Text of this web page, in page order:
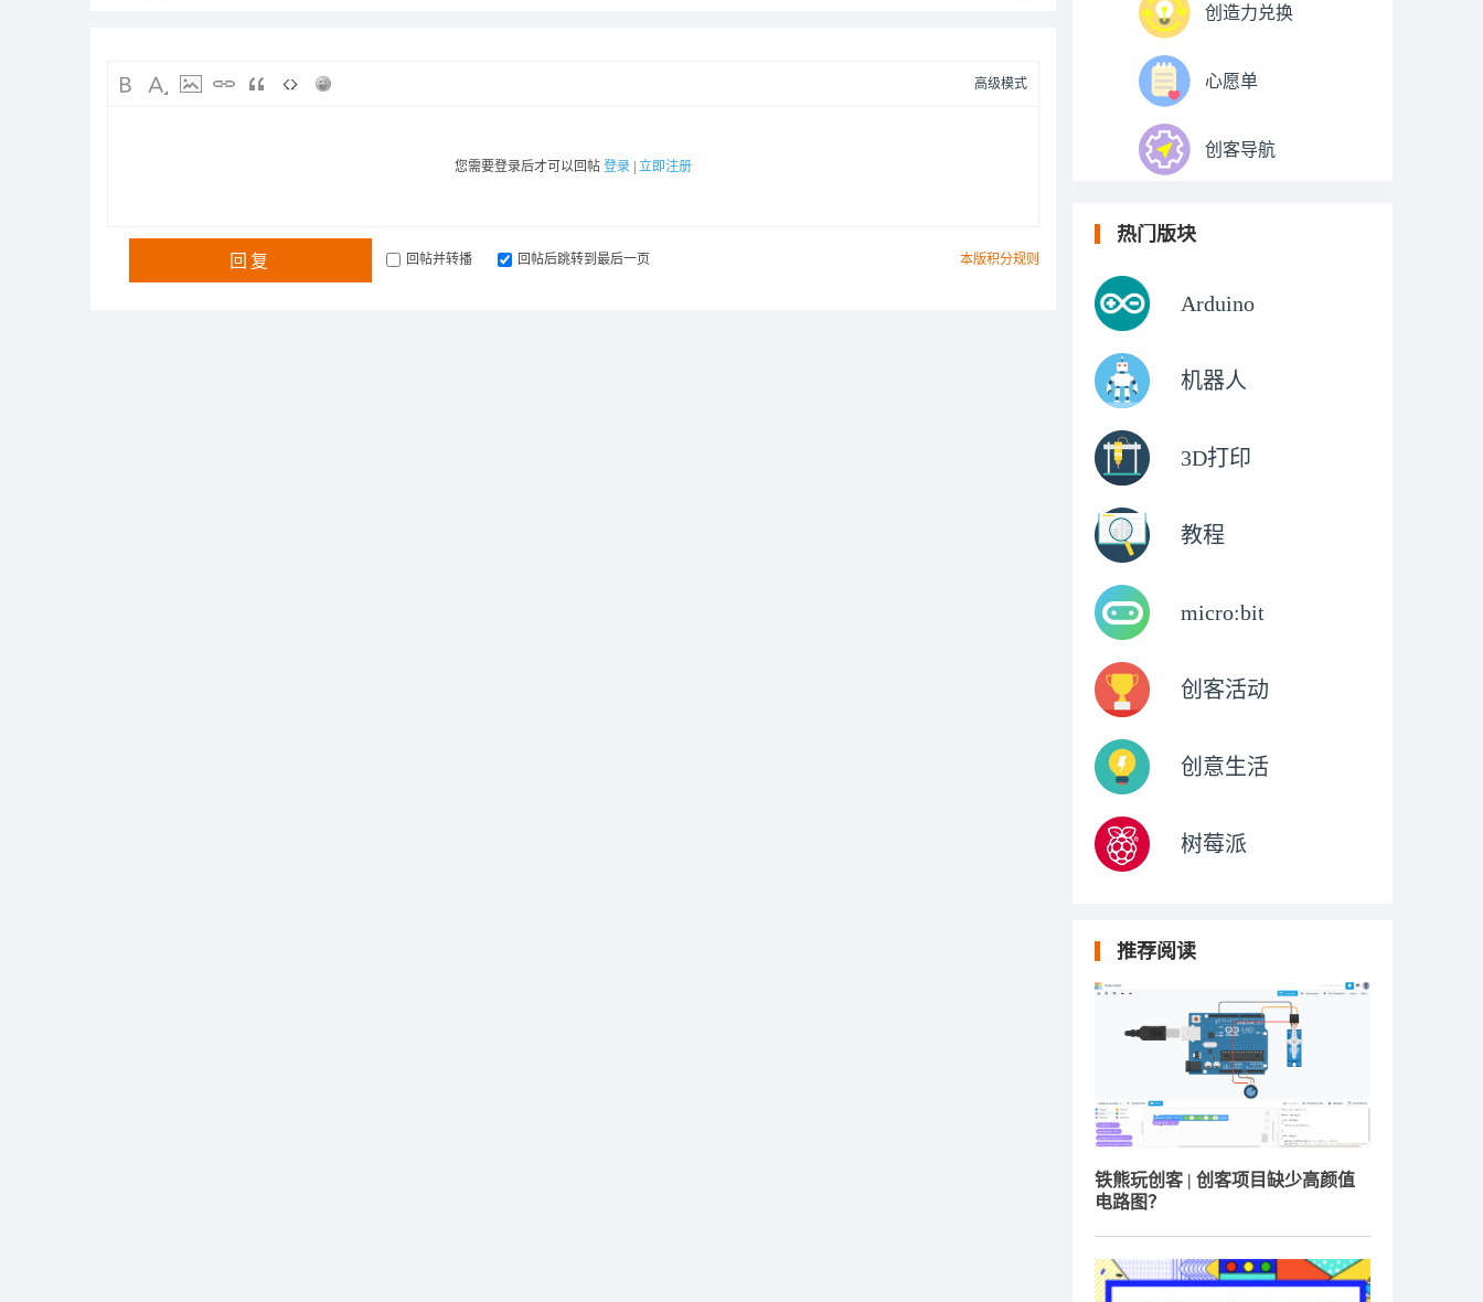
高级模式
您需要登录后才可以回帖 登录 立即注册
本版积分规则
回复 回帖并转播 回帖后跳转到最后一页
创造力兑换
心愿单
创客导航
热门版块
Arduino
机器人
3D打印
教程
micro:bit
创客活动
创意生活
树莓派
推荐阅读
铁熊玩创客 | 创客项目缺少高颜值
电路图？